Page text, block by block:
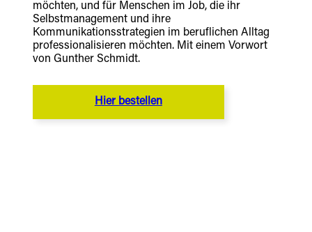
möchten, und für Menschen im Job, die ihr
Selbstmanagement und ihre
Kommunikationsstrategien im beruflichen Alltag
professionalisieren möchten. Mit einem Vorwort
von Gunther Schmidt.
Hier bestellen